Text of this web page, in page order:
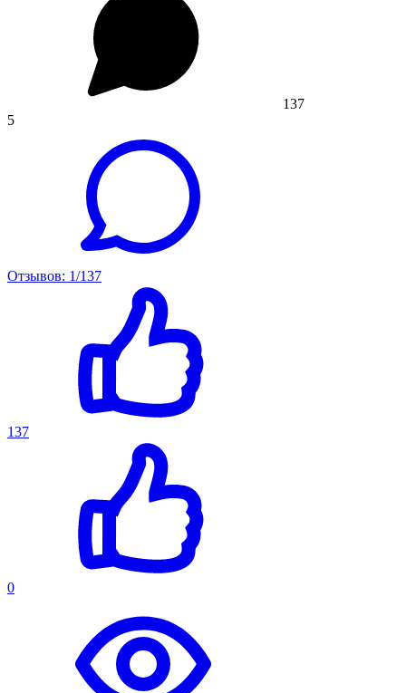
137
5
Отзывов: 1/137
137
0